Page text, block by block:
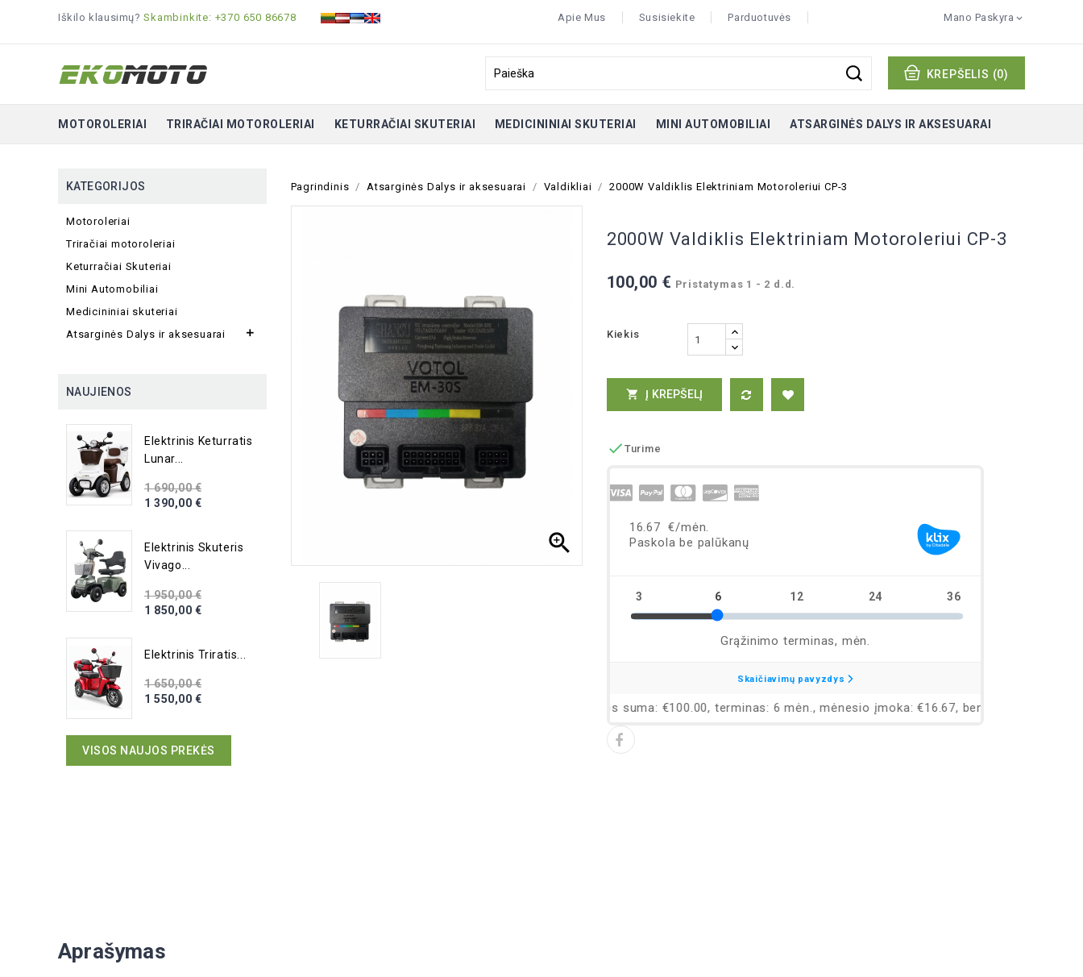
Iškilo klausimų?Skambinkite: +370 650 86678 Mano Paskyra 
Apie Mus Susisiekite Parduotuvės
KREPŠELIS (0)
MOTOROLERIAI TRIRAČIAI MOTOROLERIAI KETURRAČIAI SKUTERIAI MEDICININIAI SKUTERIAI MINI AUTOMOBILIAI ATSARGINĖS DALYS IR AKSESUARAI
KATEGORIJOS
Motoroleriai
Triračiai motoroleriai
Keturračiai Skuteriai
Mini Automobiliai
Medicininiai skuteriai
Atsarginės Dalys ir aksesuarai

NAUJIENOS
Elektrinis Keturratis
Lunar...
1 690,00 €
1 390,00 €
Elektrinis Skuteris
Vivago...
1 950,00 €
1 850,00 €
Elektrinis Triratis...
1 650,00 €
1 550,00 €
VISOS NAUJOS PREKĖS
Pagrindinis Atsarginės Dalys ir aksesuarai Valdikliai 2000W Valdiklis Elektriniam Motoroleriui CP-3

2000W Valdiklis Elektriniam Motoroleriui CP-3
100,00 € Pristatymas 1 - 2 d.d.
Kiekis
 Į KREPŠELĮ
 Turime
Aprašymas